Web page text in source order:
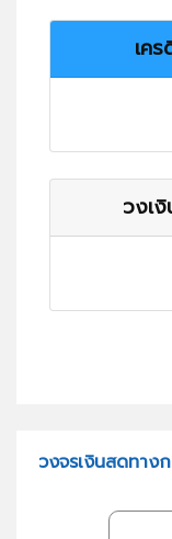
เค
วงเ
วงจรเงินสดทาง